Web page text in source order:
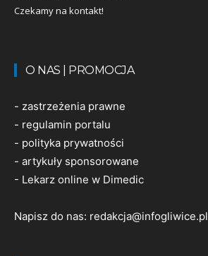
Czekamy na kontakt!
O NAS | PROMOCJA
- zastrzeżenia prawne
- regulamin portalu
- polityka prywatności
- artykuły sponsorowane
- Lekarz online w Dimedic
Napisz do nas: redakcja@infogliwice.pl